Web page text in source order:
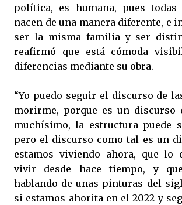
política, es humana, pues todas
nacen de una manera diferente, e
ser la misma familia y ser
reafirmó que está cómoda
diferencias mediante su obra.
“Yo puedo seguir el discurso de
morirme, porque es un discurso
muchísimo, la estructura puede
pero el discurso como tal es un
estamos viviendo ahora, que lo
vivir desde hace tiempo, y
hablando de unas pinturas del
si estamos ahorita en el 2022 y